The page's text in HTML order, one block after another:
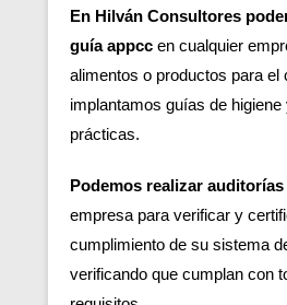
En Hilván Consultores
guía appcc en cualquier
alimentos o productos para el
implantamos guías de higiene
prácticas.
Podemos realizar
empresa para verificar y
cumplimiento de su sistema
verificando que cumplan con